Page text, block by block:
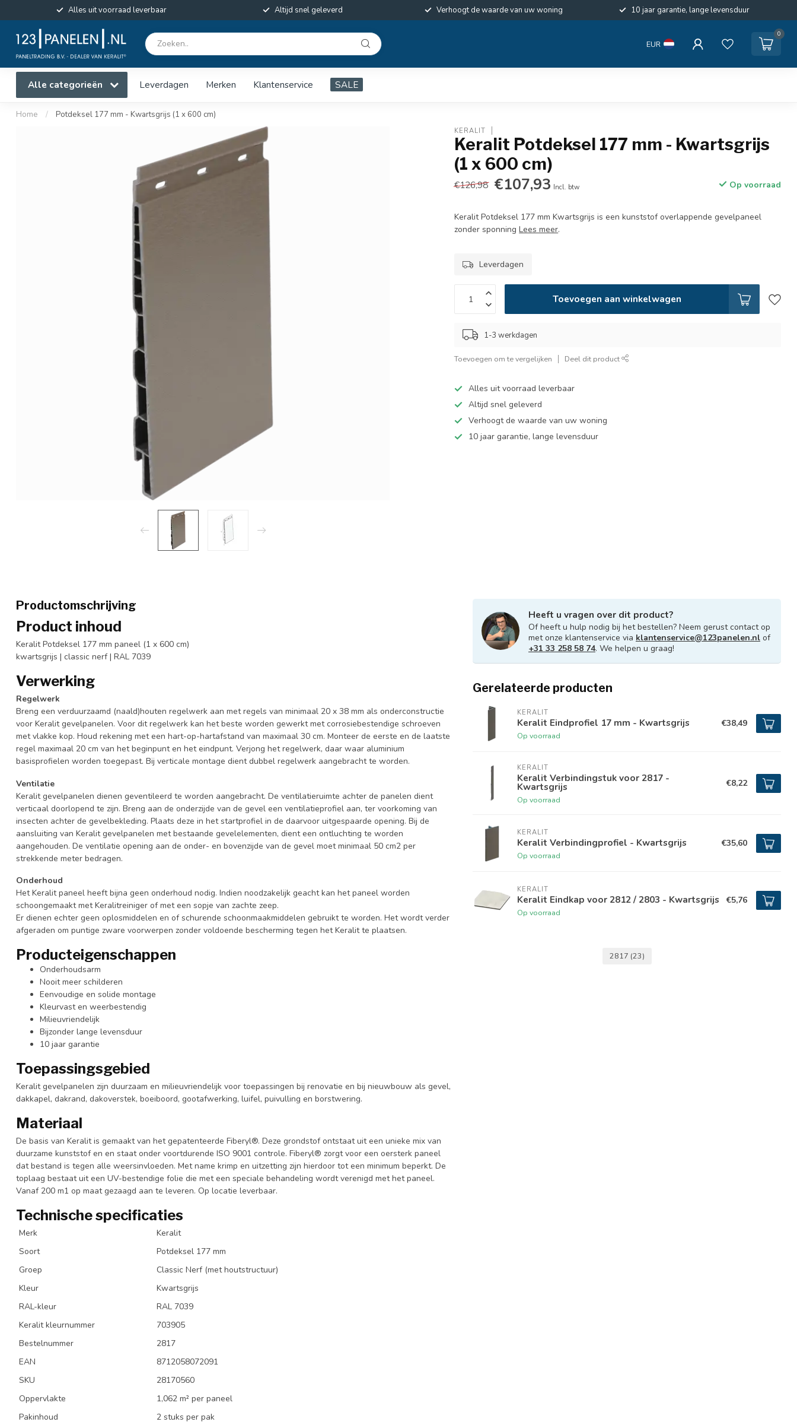
Alles uit voorraad leverbaar Altijd snel geleverd Verhoogt de waarde van uw woning 10 jaar garantie, lange levensduur
EUR
0
Alle categorieën Leverdagen Merken Klantenservice SALE
Home / Potdeksel 177 mm - Kwartsgrijs (1 x 600 cm)
KERALIT
Keralit Potdeksel 177 mm - Kwartsgrijs
(1 x 600 cm)
€126,98 €107,93 Incl. btw Op voorraad
Keralit Potdeksel 177 mm Kwartsgrijs is een kunststof overlappende gevelpaneel
zonder sponningLees meer.
Leverdagen
Toevoegen aan winkelwagen
1-3 werkdagen
Toevoegen om te vergelijken Deel dit product
Alles uit voorraad leverbaar
Altijd snel geleverd
Verhoogt de waarde van uw woning
10 jaar garantie, lange levensduur
Productomschrijving
Product inhoud
Keralit Potdeksel 177 mm paneel (1 x 600 cm)
kwartsgrijs | classic nerf | RAL 7039
Verwerking
Regelwerk
Breng een verduurzaamd (naald)houten regelwerk aan met regels van minimaal 20 x 38 mm als onderconstructie
voor Keralit gevelpanelen. Voor dit regelwerk kan het beste worden gewerkt met corrosiebestendige schroeven
met vlakke kop. Houd rekening met een hart-op-hartafstand van maximaal 30 cm. Monteer de eerste en de laatste
regel maximaal 20 cm van het beginpunt en het eindpunt. Verjong het regelwerk, daar waar aluminium
basisprofielen worden toegepast. Bij verticale montage dient dubbel regelwerk aangebracht te worden.
Ventilatie
Keralit gevelpanelen dienen geventileerd te worden aangebracht. De ventilatieruimte achter de panelen dient
verticaal doorlopend te zijn. Breng aan de onderzijde van de gevel een ventilatieprofiel aan, ter voorkoming van
insecten achter de gevelbekleding. Plaats deze in het startprofiel in de daarvoor uitgespaarde opening. Bij de
aansluiting van Keralit gevelpanelen met bestaande gevelelementen, dient een ontluchting te worden
aangehouden. De ventilatie opening aan de onder- en bovenzijde van de gevel moet minimaal 50 cm2 per
strekkende meter bedragen.
Onderhoud
Het Keralit paneel heeft bijna geen onderhoud nodig. Indien noodzakelijk geacht kan het paneel worden
schoongemaakt met Keralitreiniger of met een sopje van zachte zeep.
Er dienen echter geen oplosmiddelen en of schurende schoonmaakmiddelen gebruikt te worden. Het wordt verder
afgeraden om puntige zware voorwerpen zonder voldoende bescherming tegen het Keralit te plaatsen.
Producteigenschappen
Onderhoudsarm
Nooit meer schilderen
Eenvoudige en solide montage
Kleurvast en weerbestendig
Milieuvriendelijk
Bijzonder lange levensduur
10 jaar garantie
Toepassingsgebied
Keralit gevelpanelen zijn duurzaam en milieuvriendelijk voor toepassingen bij renovatie en bij nieuwbouw als gevel,
dakkapel, dakrand, dakoverstek, boeiboord, gootafwerking, luifel, puivulling en borstwering.
Materiaal
De basis van Keralit is gemaakt van het gepatenteerde Fiberyl®. Deze grondstof ontstaat uit een unieke mix van
duurzame kunststof en en staat onder voortdurende ISO 9001 controle. Fiberyl® zorgt voor een oersterk paneel
dat bestand is tegen alle weersinvloeden. Met name krimp en uitzetting zijn hierdoor tot een minimum beperkt. De
toplaag bestaat uit een UV-bestendige folie die met een speciale behandeling wordt verenigd met het paneel.
Vanaf 200 m1 op maat gezaagd aan te leveren. Op locatie leverbaar.
Technische specificaties
Merk
Keralit
Soort
Potdeksel 177 mm
Groep
Classic Nerf (met houtstructuur)
Kleur
Kwartsgrijs
RAL-kleur
RAL 7039
Keralit kleurnummer
703905
Bestelnummer
2817
EAN
8712058072091
SKU
28170560
Oppervlakte
1,062 m² per paneel
Pakinhoud
2 stuks per pak
Heeft u vragen over dit product?
Of heeft u hulp nodig bij het bestellen? Neem gerust contact op
met onze klantenservice via klantenservice@123panelen.nl of
+31 33 258 58 74. We helpen u graag!
Gerelateerde producten
KERALIT
Keralit Eindprofiel 17 mm - Kwartsgrijs
Op voorraad
€38,49
KERALIT
Keralit Verbindingstuk voor 2817 -
Kwartsgrijs
Op voorraad
€8,22
KERALIT
Keralit Verbindingprofiel - Kwartsgrijs
Op voorraad
€35,60
KERALIT
Keralit Eindkap voor 2812 / 2803 - Kwartsgrijs
Op voorraad
€5,76
2817 (23)